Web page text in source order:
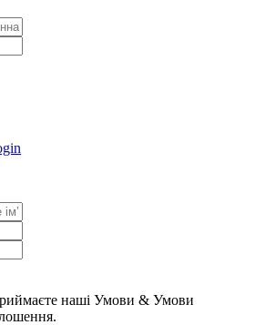
наші Умови & Умови